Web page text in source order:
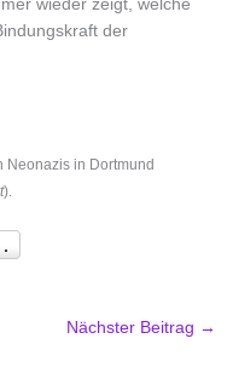
wieder zeigt, welche
der
Neonazis in Dortmund
).
Nächster Beitrag →